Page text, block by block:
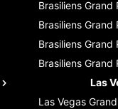
Brasiliens Grand
Brasiliens Grand
Brasiliens Grand
Brasiliens Grand
Las
Las Vegas